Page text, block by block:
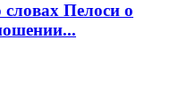
Пелоси о